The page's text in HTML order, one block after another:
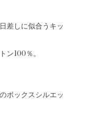
差しに似合うキッ
ン100％。
ボックスシルエッ